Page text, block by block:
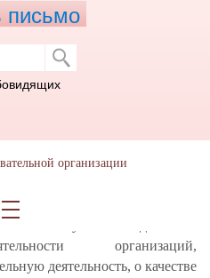
качества
организаций,
деятельность, о качестве
письмо
организации